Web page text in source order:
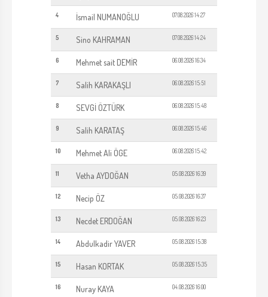
4 İsmail NUMANOĞLU 07.08.2026 14:27
5 Sino KAHRAMAN 07.08.2026 14:24
6 Mehmet sait DEMİR 06.08.2026 16:34
7 Salih KARAKAŞLI 06.08.2026 15:51
8 SEVGİ ÖZTÜRK 06.08.2026 15:48
9 Salih KARATAŞ 06.08.2026 15:46
10 Mehmet Ali ÖGE 06.08.2026 15:42
11 Vetha AYDOĞAN 05.08.2026 16:39
12 Necip ÖZ 05.08.2026 16:37
13 Necdet ERDOĞAN 05.08.2026 16:23
14 Abdulkadir YAVER 05.08.2026 15:38
15 Hasan KORTAK 05.08.2026 15:35
16 Nuray KAYA 04.08.2026 16:00